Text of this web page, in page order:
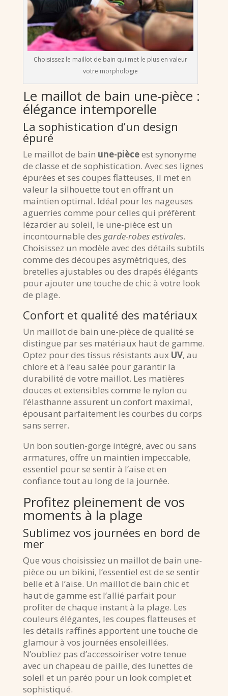
Choisissez le maillot de bain qui met le plus en valeur
votre morphologie
Le maillot de bain une-pièce :
élégance intemporelle
La sophistication d’un design
épuré
Le maillot de bain une-pièceest synonyme
de classe et de sophistication. Avec ses lignes
épurées et ses coupes flatteuses, il met en
valeur la silhouette tout en offrant un
maintien optimal. Idéal pour les nageuses
aguerries comme pour celles qui préfèrent
lézarder au soleil, le une-pièce est un
incontournable des garde-robes estivales.
Choisissez un modèle avec des détails subtils
comme des découpes asymétriques, des
bretelles ajustables ou des drapés élégants
pour ajouter une touche de chic à votre look
de plage.
Confort et qualité des matériaux
Un maillot de bain une-pièce de qualité se
distingue par ses matériaux haut de gamme.
Optez pour des tissus résistants aux UV, au
chlore et à l’eau salée pour garantir la
durabilité de votre maillot. Les matières
douces et extensibles comme le nylon ou
l’élasthanne assurent un confort maximal,
épousant parfaitement les courbes du corps
sans serrer.
Un bon soutien-gorge intégré, avec ou sans
armatures, offre un maintien impeccable,
essentiel pour se sentir à l’aise et en
confiance tout au long de la journée.
Profitez pleinement de vos
moments à la plage
Sublimez vos journées en bord de
mer
Que vous choisissiez un maillot de bain une-
pièce ou un bikini, l’essentiel est de se sentir
belle et à l’aise. Un maillot de bain chic et
haut de gamme est l’allié parfait pour
profiter de chaque instant à la plage. Les
couleurs élégantes, les coupes flatteuses et
les détails raffinés apportent une touche de
glamour à vos journées ensoleillées.
N’oubliez pas d’accessoiriser votre tenue
avec un chapeau de paille, des lunettes de
soleil et un paréo pour un look complet et
sophistiqué.